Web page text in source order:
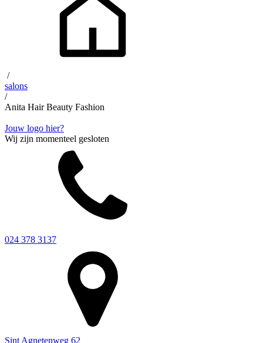
/
salons
/
Anita Hair Beauty Fashion
Jouw logo hier?
Wij zijn momenteel gesloten
024 378 3137
Sint Agnetenweg 62